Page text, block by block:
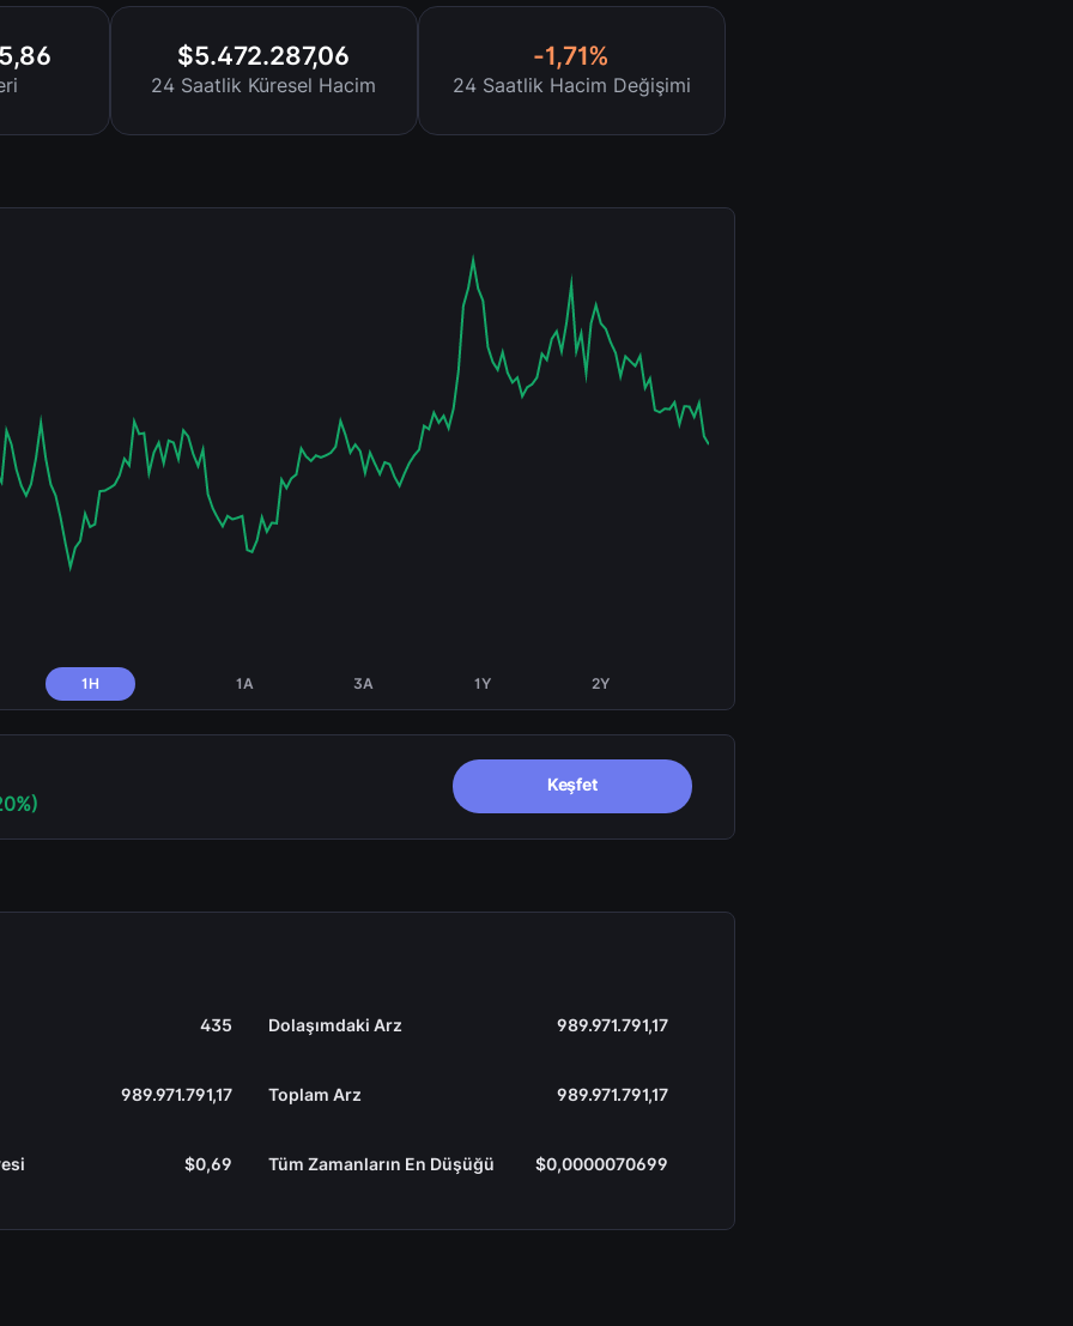
$5.472.287,06
24 Saatlik Küresel Hacim
-1,71%
24 Saatlik Hacim Değişimi
1H 1A 3A 1Y 2Y
Keşfet
435
989.971.791,17
$0,69
Dolaşımdaki Arz 989.971.791,17
Toplam Arz 989.971.791,17
Tüm Zamanların En Düşüğü $0,0000070699